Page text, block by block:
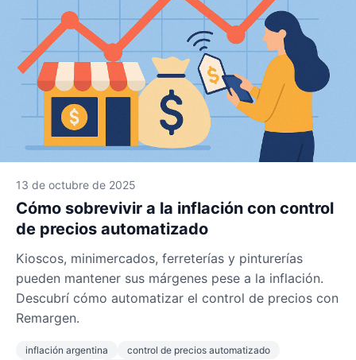
13 de octubre de 2025
Cómo sobrevivir a la inflación con control
de precios automatizado
Kioscos, minimercados, ferreterías y pinturerías
pueden mantener sus márgenes pese a la inflación.
Descubrí cómo automatizar el control de precios con
Remargen.
inflación argentina
control de precios automatizado